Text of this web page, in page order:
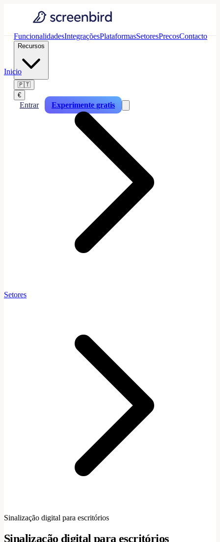
FuncionalidadesIntegraçõesPlataformasSetoresPrecosContacto
Recursos
🇵🇹
€
Entrar Experimente gratis
Inicio
Setores
Sinalização digital para escritórios
Sinalização digital para escritórios